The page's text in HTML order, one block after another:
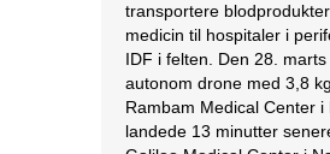
transportere
medicin til hospitaler i
IDF i felten. Den 28.
autonom drone med 3,8
Rambam Medical Center i
landede 13 minutter